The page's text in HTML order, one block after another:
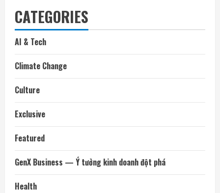
CATEGORIES
AI & Tech
Climate Change
Culture
Exclusive
Featured
GenX Business — Ý tưởng kinh doanh đột phá
Health